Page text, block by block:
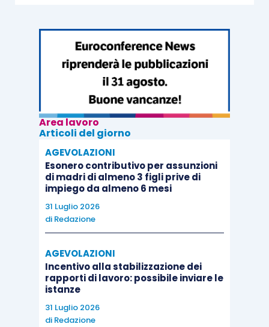
naturalmente gli appositi riferimenti normativi, le
indicazioni consegnate sul tema dalla prassi
amministrativa, dalla contrattazione collettiva e
dalla giurisprudenza.
Le fonti normative
Per riflettere circa la possibilità di un cambio
mansione durante il rapporto in apprendistato, è
utile prendere a riferimento, prioritariamente, le
seguenti fonti normative:
gli articoli 41-47, D.Lgs. 81/2015, così da
individuare le caratteristiche intrinseche
dei contratti in analisi;
Area lavoro
Articoli del giorno
AGEVOLAZIONI
Esonero contributivo per assunzioni
di madri di almeno 3 figli prive di
impiego da almeno 6 mesi
31 Luglio 2026
di Redazione
AGEVOLAZIONI
Incentivo alla stabilizzazione dei
rapporti di lavoro: possibile inviare le
istanze
31 Luglio 2026
di Redazione